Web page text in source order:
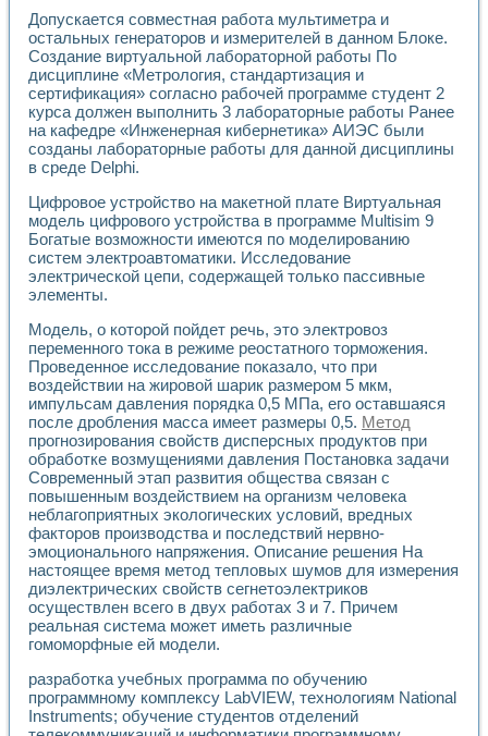
Измерительный контроль с применением
Моделирование надежности и эффективности систем
Лабораторные практикумы и учебные стенды
Автоматизация лабораторного стенда по измерению
Автоматизированные лабораторные комплексы для
Виртуальный прибор для исследования нелинейных
Использование виртуальных приборов в процесе
Использование программ ELECTRONICS WORKBENCH-
Лабораторный практикум по дисциплине «Цифровые
Лабораторный практикум по ИНС на основе LabVIEW
Лабораторный практикум по основам теории коммутации
Опыт использования NI LabVIEW для создания
Применение LabVIEW для исследования течения в
Создание виртуальной работы «Изучение магнитных
Устройство для изучения основ интерфейсов обмена по
Лабораторный практикум: изучение адиабатического
Стенд для исследования электрических переходных
Система статистической обработки результатов
Автоматизация лазерно-плазменных измерений с
Модельно-измерительный комплекс. Назначение. Состав.
Использование технологий NATIONAL INSTRUMENTS
Учебный практикум "Спектральный и корреляционный
Учебный стенд для исследования принципа действия
Оборудование и программное обеспечение учебных
Виртуальный лабораторный практикум для изучения
Управление роботом ТУР-10 средствами LabVIEW
Аппаратно-программный комплекс для исследования
Автоматизированный дистанционный лабораторный
Исследование возможности реставрации одномерных
Использование технологий NATIONAL INSTRUMENTS в
Разработка модификаций алгоритма полигармонической
Учебный стенд для исследования принципа действия
Виртуальная система поддержки принимаемых решений в
Преемственность дисциплин «Моделирование систем» и
Допускается совместная работа мультиметра и
остальных генераторов и измерителей в данном Блоке.
Создание виртуальной лабораторной работы По
дисциплине «Метрология, стандартизация и
сертификация» согласно рабочей программе студент 2
курса должен выполнить 3 лабораторные работы Ранее
на кафедре «Инженерная кибернетика» АИЭС были
созданы лабораторные работы для данной дисциплины
в среде Delphi.
Цифровое устройство на макетной плате Виртуальная
модель цифрового устройства в программе Multisim 9
Богатые возможности имеются по моделированию
систем электроавтоматики. Исследование
электрической цепи, содержащей только пассивные
элементы.
Модель, о которой пойдет речь, это электровоз
переменного тока в режиме реостатного торможения.
Проведенное исследование показало, что при
воздействии на жировой шарик размером 5 мкм,
импульсам давления порядка 0,5 МПа, его оставшаяся
после дробления масса имеет размеры 0,5. Метод
прогнозирования свойств дисперсных продуктов при
обработке возмущениями давления Постановка задачи
Современный этап развития общества связан с
повышенным воздействием на организм человека
неблагоприятных экологических условий, вредных
факторов производства и последствий нервно-
эмоционального напряжения. Описание решения На
настоящее время метод тепловых шумов для измерения
диэлектрических свойств сегнетоэлектриков
осуществлен всего в двух работах 3 и 7. Причем
реальная система может иметь различные
гомоморфные ей модели.
разработка учебных программа по обучению
программному комплексу LabVIEW, технологиям National
Instruments; обучение студентов отделений